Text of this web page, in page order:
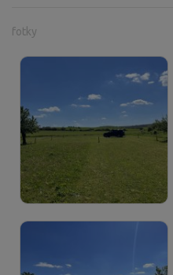
fotky